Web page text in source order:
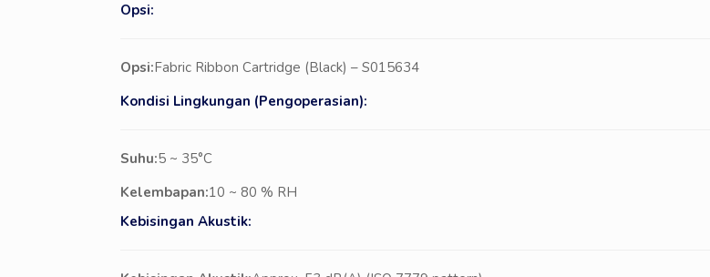
Opsi:
Opsi:Fabric Ribbon Cartridge (Black) – S015634
Kondisi Lingkungan (Pengoperasian):
Suhu:5 ~ 35°C
Kelembapan:10 ~ 80 % RH
Kebisingan Akustik: